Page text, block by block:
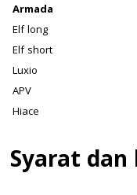
Armada
Elf long
Elf short
Luxio
APV
Hiace
Syarat